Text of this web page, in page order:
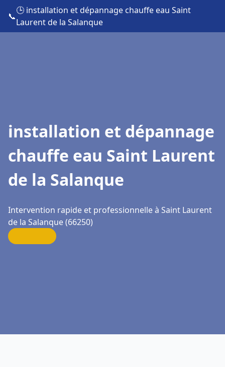
📞
🕒 installation et dépannage chauffe eau Saint
Laurent de la Salanque
installation et dépannage
chauffe eau Saint Laurent
de la Salanque
Intervention rapide et professionnelle à Saint Laurent
de la Salanque (66250)